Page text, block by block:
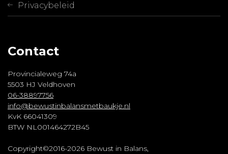
Privacybeleid
Contact
Provincialeweg 74a
5503 HJ Veldhoven
06-38897756
info@bewustinbalansmetbaukje.nl
KvK 66041309
BTW NL001464272B45
Copyright©2016-2026 Bewust in Balans,